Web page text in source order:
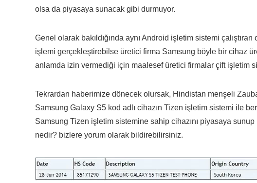
olsa da piyasaya sunacak gibi durmuyor.
Genel olarak bakıldığında aynı Android işletim sistemi
işlemi gerçekleştirebilse üretici firma Samsung böyle bir cihaz
anlamda izin vermediği için maalesef üretici firmalar çift işletim
Tekrardan haberimize dönecek olursak, Hindistan menşeli
Samsung Galaxy S5 kod adlı cihazın Tizen işletim sistemi ile
Samsung Tizen işletim sistemine sahip cihazını piyasaya
nedir? bizlere yorum olarak bildirebilirsiniz.